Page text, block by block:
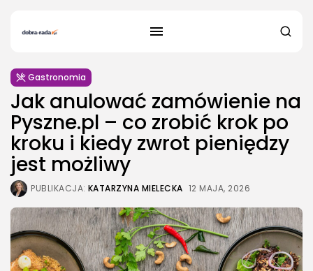
Gastronomia
Jak anulować zamówienie na
Pyszne.pl – co zrobić krok po
kroku i kiedy zwrot pieniędzy
jest możliwy
PUBLIKACJA: KATARZYNA MIELECKA 12 MAJA, 2026